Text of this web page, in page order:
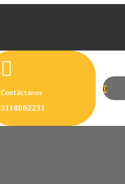

Contáctanos
3118002231
0